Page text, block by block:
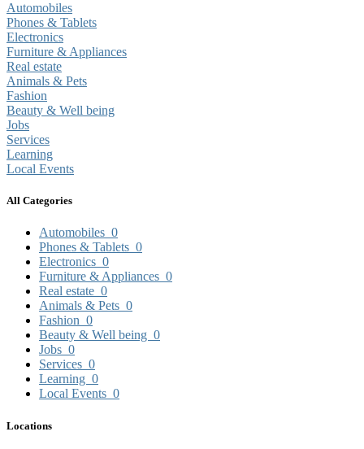
Automobiles
Phones & Tablets
Electronics
Furniture & Appliances
Real estate
Animals & Pets
Fashion
Beauty & Well being
Jobs
Services
Learning
Local Events
All Categories
Automobiles 0
Phones & Tablets 0
Electronics 0
Furniture & Appliances 0
Real estate 0
Animals & Pets 0
Fashion 0
Beauty & Well being 0
Jobs 0
Services 0
Learning 0
Local Events 0
Locations